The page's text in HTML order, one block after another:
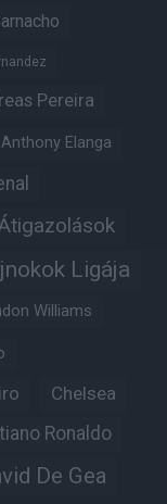
Pereira
Anthony Elanga
Ligája
Williams
Chelsea
Ronaldo
De Gea